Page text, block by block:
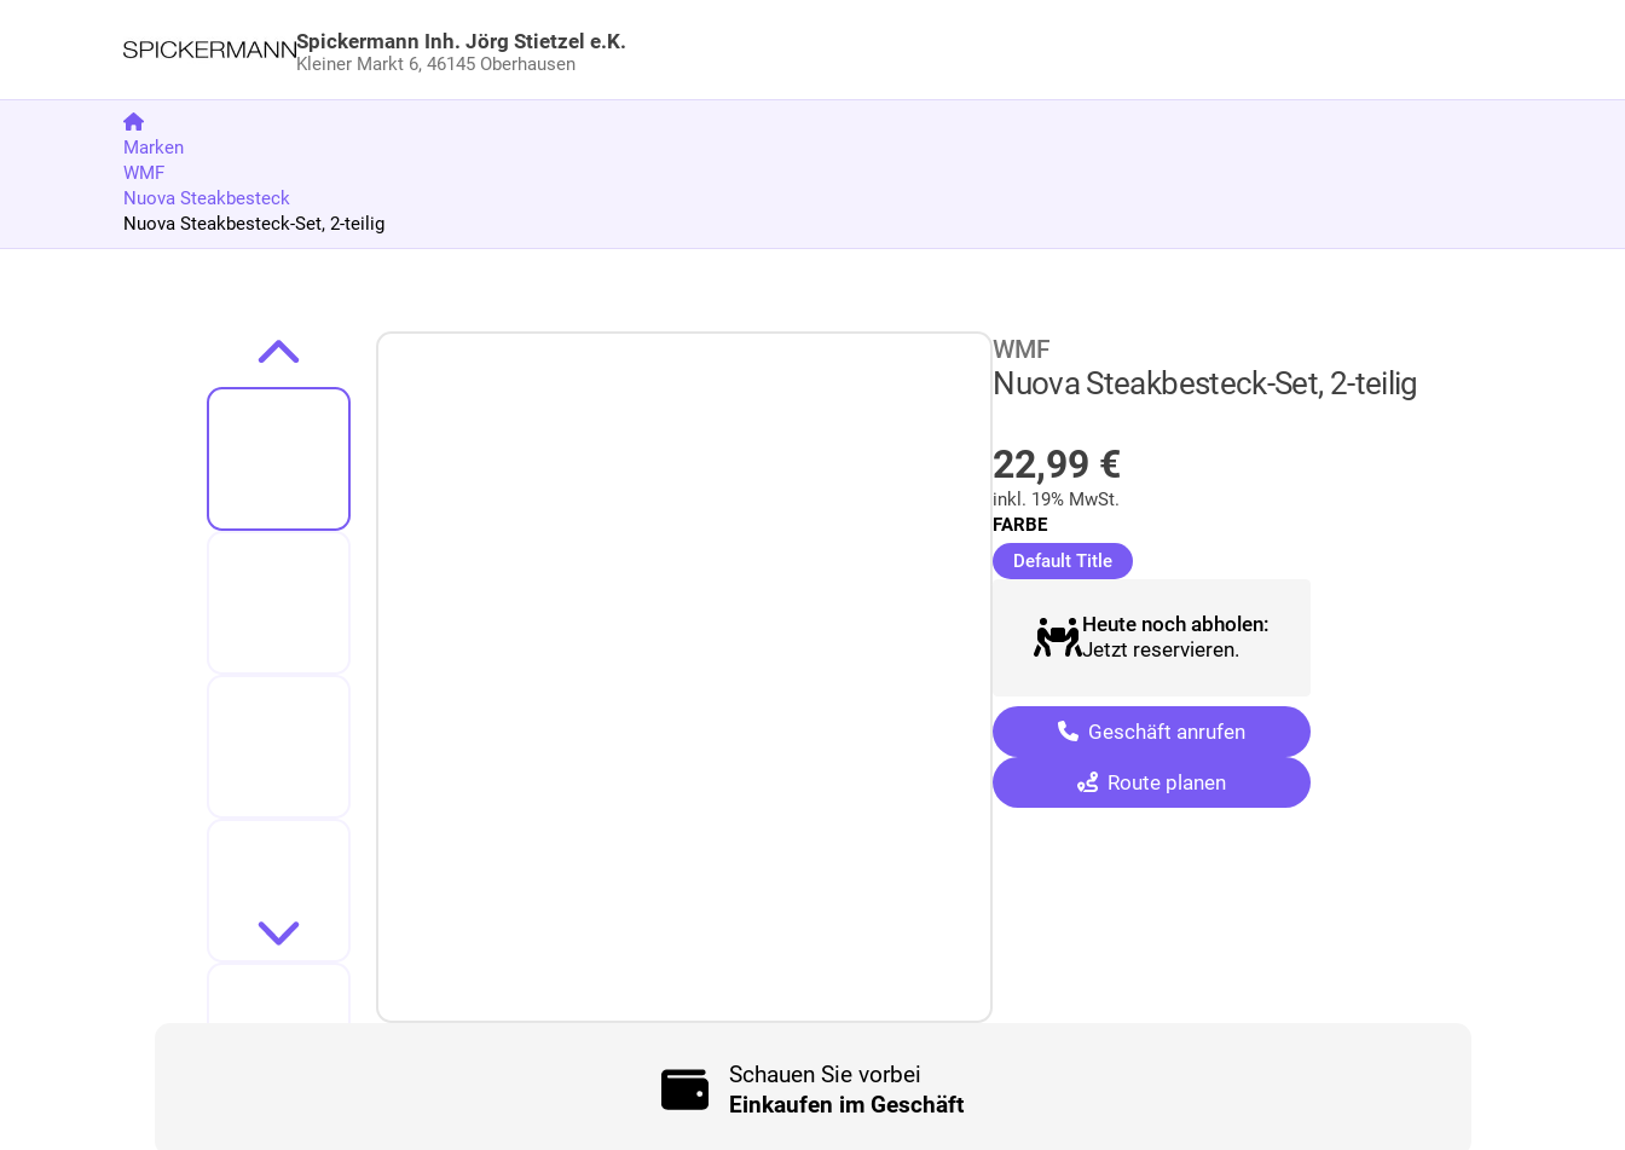
Spickermann Inh. Jörg Stietzel e.K.
Kleiner Markt 6, 46145 Oberhausen
Marken
WMF
Nuova Steakbesteck
Nuova Steakbesteck-Set, 2-teilig
Zur Produktbeschreibung springen WMF
Nuova Steakbesteck-Set, 2-teilig
22,99 €
inkl. 19% MwSt.
FARBE
Default Title(ausgewählt)
Heute noch abholen:
Jetzt reservieren.
Geschäft anrufen
Route planen
Schauen Sie vorbei
Einkaufen im Geschäft